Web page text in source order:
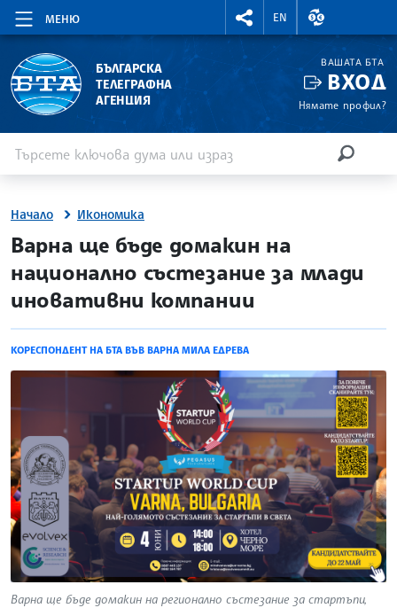
МЕНЮ
RIGHTMENU.SOCIAL
EN
ВАЛУТНИ
БЪЛГАРСКА
ТЕЛЕГРАФНА
АГЕНЦИЯ
ВАШАТА БТА
ВХОД
Нямате профил?
Начало Икономика
site.bta
Варна ще бъде домакин на
национално състезание за млади
иновативни компании
КОРЕСПОНДЕНТ НА БТА ВЪВ ВАРНА МИЛА ЕДРЕВА
Варна ще бъде домакин на регионално състезание за стартъпи,